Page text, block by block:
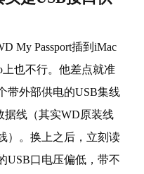
My Passport插到iMac
上也不行。他差点就准
带外部供电的USB集线
据线（其实WD原装线
）。换上之后，立刻读
USB口电压偏低，带不